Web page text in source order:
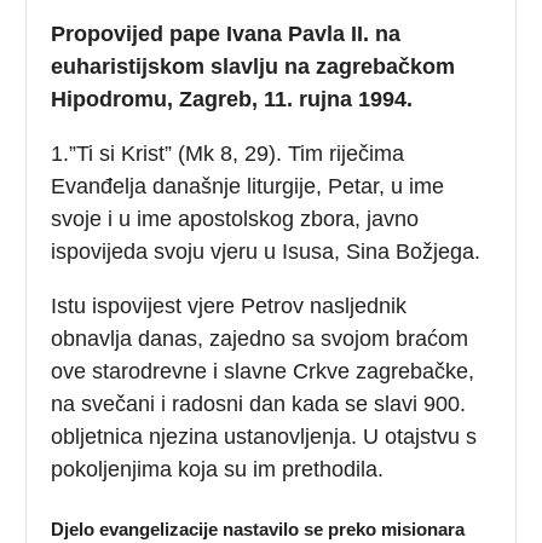
Propovijed pape Ivana Pavla II. na
euharistijskom slavlju na zagrebačkom
Hipodromu, Zagreb, 11. rujna 1994.
1.”Ti si Krist” (Mk 8, 29). Tim riječima
Evanđelja današnje liturgije, Petar, u ime
svoje i u ime apostolskog zbora, javno
ispovijeda svoju vjeru u Isusa, Sina Božjega.
Istu ispovijest vjere Petrov nasljednik
obnavlja danas, zajedno sa svojom braćom
ove starodrevne i slavne Crkve zagrebačke,
na svečani i radosni dan kada se slavi 900.
obljetnica njezina ustanovljenja. U otajstvu s
pokoljenjima koja su im prethodila.
Djelo evangelizacije nastavilo se preko misionara